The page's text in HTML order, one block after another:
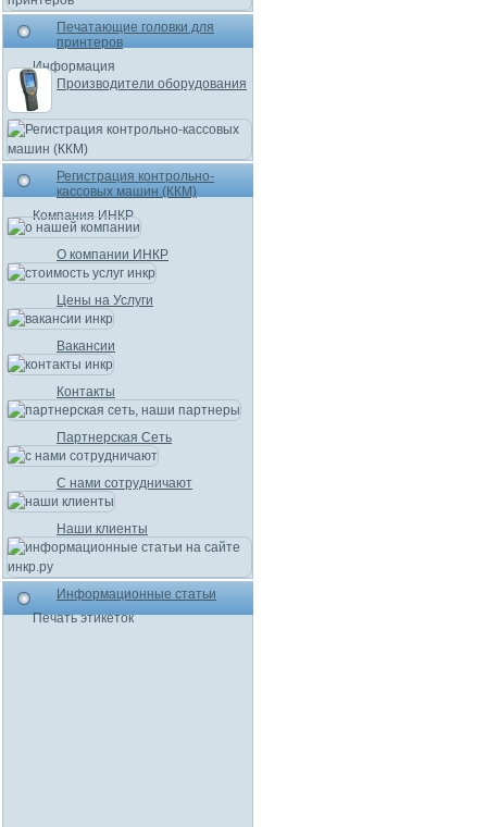
Печатающие головки для
принтеров
Информация
Производители оборудования
Регистрация контрольно-
кассовых машин (ККМ)
Компания ИНКР
О компании ИНКР
Цены на Услуги
Вакансии
Контакты
Партнерская Сеть
С нами сотрудничают
Наши клиенты
Информационные статьи
Печать этикеток